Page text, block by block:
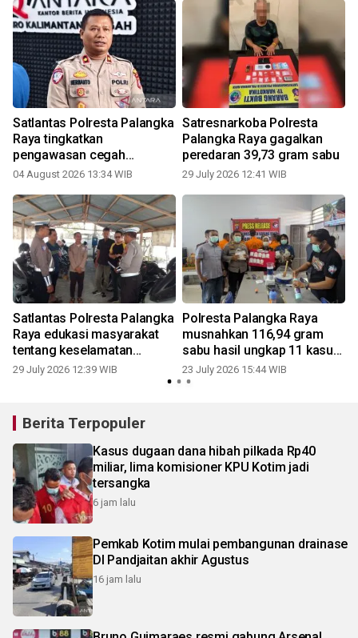
Satlantas Polresta Palangka
Raya tingkatkan
pengawasan cegah
kecelakaan lalu lintas
04 August 2026 13:34 WIB
Satresnarkoba Polresta
Palangka Raya gagalkan
peredaran 39,73 gram sabu
29 July 2026 12:41 WIB
Satlantas Polresta Palangka
Raya edukasi masyarakat
tentang keselamatan
berkendara
29 July 2026 12:39 WIB
Polresta Palangka Raya
musnahkan 116,94 gram
sabu hasil ungkap 11 kasus
narkotika
23 July 2026 15:44 WIB
Berita Terpopuler
Kasus dugaan dana hibah pilkada Rp40
miliar, lima komisioner KPU Kotim jadi
tersangka
6 jam lalu
Pemkab Kotim mulai pembangunan drainase
DI Pandjaitan akhir Agustus
16 jam lalu